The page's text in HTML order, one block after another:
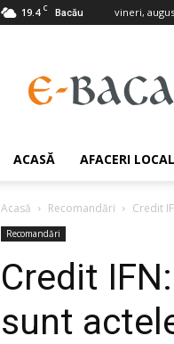
19.4 C Bacău vineri,
Bacau.ro
ACASĂ AFACERI
Acasă Recomandări Credit
Recomandări
Credit
sunt